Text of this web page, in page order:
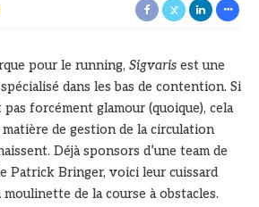
pour le running, Sigvaris est une
dans les bas de contention. Si
pas forcément glamour (quoique), cela
matière de gestion de la circulation
Déjà sponsors d’une team de
Patrick Bringer, voici leur cuissard
moulinette de la course à obstacles.